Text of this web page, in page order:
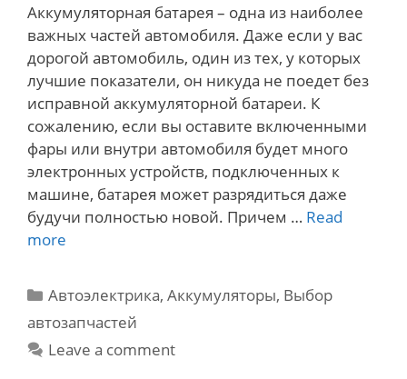
Аккумуляторная батарея – одна из наиболее
важных частей автомобиля. Даже если у вас
дорогой автомобиль, один из тех, у которых
лучшие показатели, он никуда не поедет без
исправной аккумуляторной батареи. К
сожалению, если вы оставите включенными
фары или внутри автомобиля будет много
электронных устройств, подключенных к
машине, батарея может разрядиться даже
будучи полностью новой. Причем … Read
more
перед
покупкой
аккумулятора?
Categories
Автоэлектрика,Аккумуляторы, Выбор
автозапчастей
Leave a comment